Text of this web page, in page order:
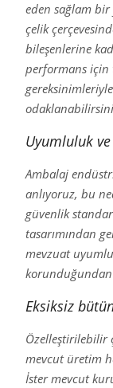
eden sağlam bir
çelik
bileşenlerine
performans için
Uyumluluk
Ambalaj
anlıyoruz, bu
güvenlik
tasarımından
mevzuat
Eksiksiz
Özelleştirilebilir
mevcut üretim
İster mevcut